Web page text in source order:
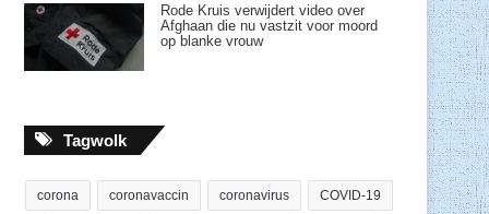
Rode Kruis verwijdert video over
Afghaan die nu vastzit voor moord
op blanke vrouw
Tagwolk
corona coronavaccin coronavirus COVID-19